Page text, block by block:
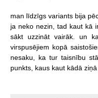
man līdzīgs variants bija
ja neko nezin, tad kaut kā
sākt uzzināt vairāk. un
virspusējiem kopā
nesaku,
ka tur taisnību
punkts, kaus kaut kādā ziņā